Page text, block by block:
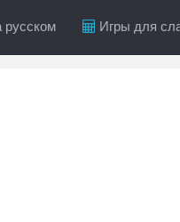
русском Игры для